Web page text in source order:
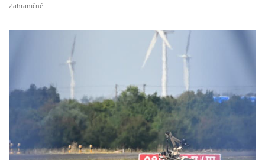
Zahraničné